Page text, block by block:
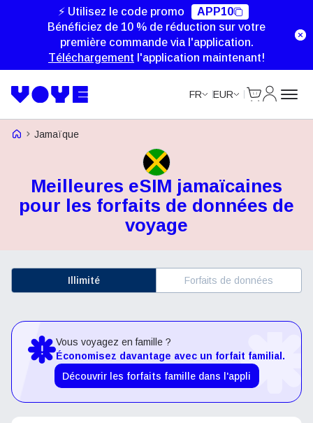
⚡ Utilisez le code promo
APP10
Bénéficiez de 10 % de réduction sur votre
première commande via l'application.
Téléchargement l'application maintenant!
FR EUR
Voye Homepage
Jamaïque
Meilleures eSIM jamaïcaines
pour les forfaits de données de
voyage
Illimité Forfaits de données
Vous voyagez en famille ?
Économisez davantage avec un forfait familial.
Découvrir les forfaits famille dans l'appli